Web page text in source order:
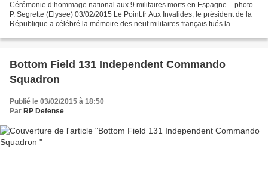
Cérémonie d’hommage national aux 9 militaires morts en Espagne – photo
P. Segrette (Elysee) 03/02/2015 Le Point.fr Aux Invalides, le président de la
République a célébré la mémoire des neuf militaires français tués la
Bottom Field 131 Independent Commando
Squadron
Publié le 03/02/2015 à 18:50
Par RP Defense